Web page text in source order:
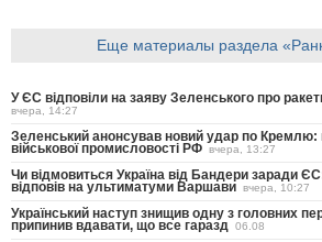
Еще материалы раздела
У ЄС відповіли на заяву Зеленського про
вчера, 14:27
Зеленський анонсував новий удар по
військової промисловості РФ вчера, 13:27
Чи відмовиться Україна від Бандери заради
відповів на ультиматуми Варшави вчера, 10:27
Український наступ знищив одну з головних
припинив вдавати, що все гаразд 06.08